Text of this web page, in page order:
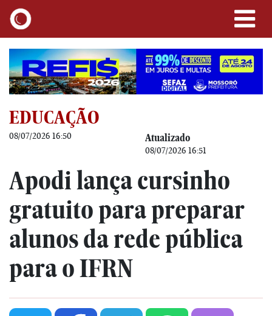
EDUCAÇÃO
08/07/2026 16:50 Atualizado
08/07/2026 16:51
Apodi lança cursinho
gratuito para preparar
alunos da rede pública
para o IFRN